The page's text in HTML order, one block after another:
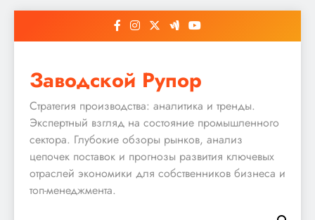
Заводской Рупор
Стратегия производства: аналитика и тренды.
Экспертный взгляд на состояние промышленного
сектора. Глубокие обзоры рынков, анализ
цепочек поставок и прогнозы развития ключевых
отраслей экономики для собственников бизнеса и
топ-менеджмента.